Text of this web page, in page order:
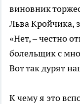
виновник
Льва Кройчика,
«Нет, – честно
болельщик с
Вот так дурят
К чему я это